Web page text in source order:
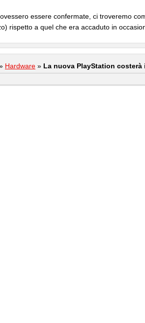
essere confermate, ci troveremo
rispetto a quel che era accaduto in
Hardware » La nuova PlayStation